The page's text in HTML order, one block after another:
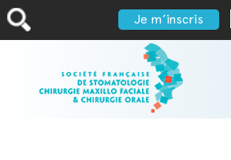
Je m’inscris